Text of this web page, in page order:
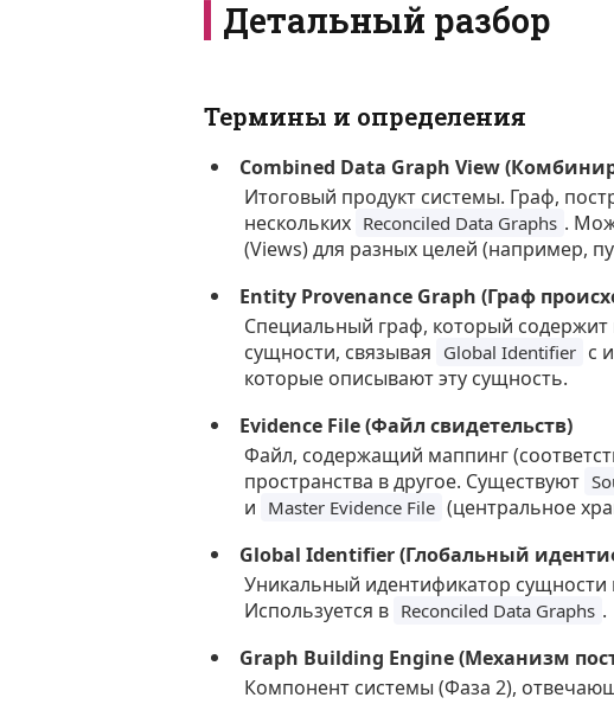
Детальный разбор
Термины и определения
Combined Data Graph View
Итоговый продукт системы. Граф,
нескольких Reconciled Data Graphs .
(Views) для разных целей (например,
Entity Provenance Graph (Граф
Специальный граф, который
сущности, связывая Global Identifier с
которые описывают эту сущность.
Evidence File (Файл свидетельств)
Файл, содержащий маппинг
пространства в другое. Существуют
и Master Evidence File (центральное
Global Identifier (Глобальный
Уникальный идентификатор сущности
Используется в Reconciled Data Graphs .
Graph Building Engine (Механизм
Компонент системы (Фаза 2),